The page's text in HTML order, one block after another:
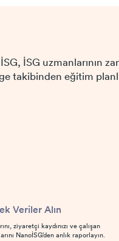
İSG uzmanlarının
takibinden eğitim
Veriler Alın
ziyaretçi kaydınızı ve çalışan
NanoİSG’den anlık raporlayın.